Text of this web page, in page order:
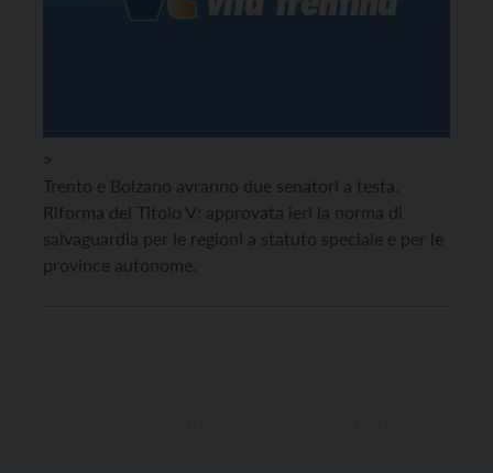
>
Trento e Bolzano avranno due senatori a testa.
Riforma del Titolo V: approvata ieri la norma di
salvaguardia per le regioni a statuto speciale e per le
province autonome.